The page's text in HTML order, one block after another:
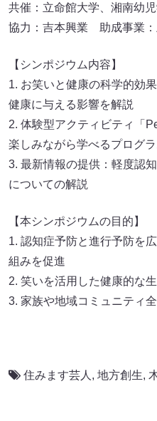
共催：立命館大学、湘南幼児
協力：吉本興業 助成事業：
【シンポジウム内容】
1. お笑いと健康の科学的効
健康に与える影響を解説
2. 体験型アクティビティ「
楽しみながら学べるプログ
3. 最新情報の提供：軽度認
についての解説
【本シンポジウムの目的】
1. 認知症予防と進行予防を
組みを促進
2. 笑いを活用した健康的な
3. 家族や地域コミュニティ
住みます芸人 , 地方創生,